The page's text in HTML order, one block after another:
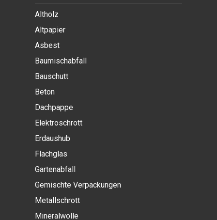
Altholz
Altpapier
Asbest
Baumischabfall
Bauschutt
Beton
Dachpappe
Elektroschrott
Erdaushub
Flachglas
Gartenabfall
Gemischte Verpackungen
Metallschrott
Mineralwolle